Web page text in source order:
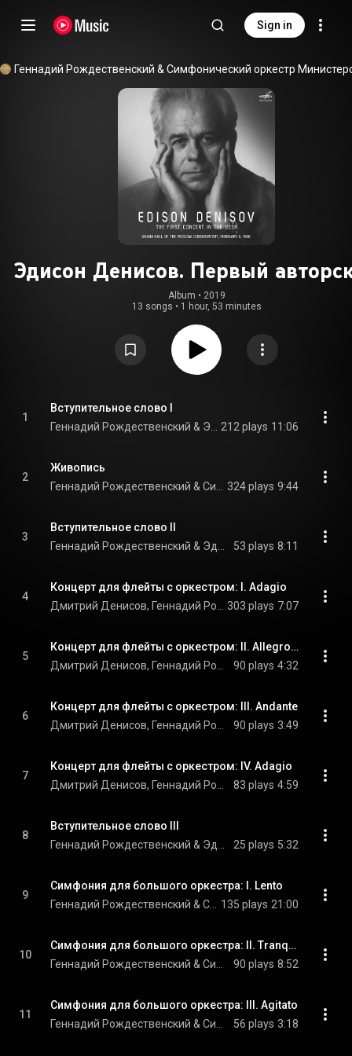
Sign in
Геннадий Рождественский &
Эдисон Денисов. Первый
концерт в СССР (Live)
Album • 2019
13 songs • 1 hour, 53 minutes
1
Вступительное слово I
212 plays 11:06
2
Живопись
324 plays 9:44
3
Вступительное слово II
53 plays 8:11
4
Концерт для флейты с оркестром: I. Adagio
303 plays 7:07
5
Концерт для флейты с оркестром: II. Allegro agitato
90 plays 4:32
6
Концерт для флейты с оркестром: III. Andante
90 plays 3:49
7
Концерт для флейты с оркестром: IV. Adagio
83 plays 4:59
8
Вступительное слово III
25 plays 5:32
9
Симфония для большого оркестра: I. Lento
135 plays 21:00
10
Симфония для большого оркестра: II. Tranquillo
90 plays 8:52
11
Симфония для большого оркестра: III. Agitato
56 plays 3:18